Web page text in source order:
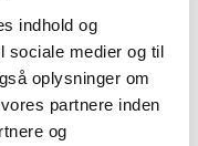
indhold og
sociale medier og til
oplysninger om
partnere inden
og